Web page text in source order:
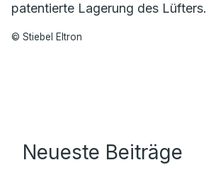
patentierte Lagerung des Lüfters.
© Stiebel Eltron
Neueste Beiträge